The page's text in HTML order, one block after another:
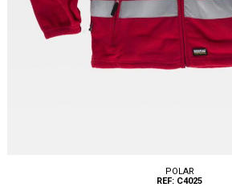
POLAR
REF: C4025